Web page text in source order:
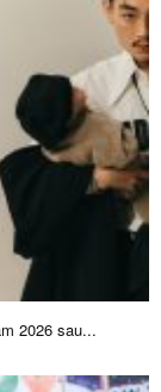
2026 sau...